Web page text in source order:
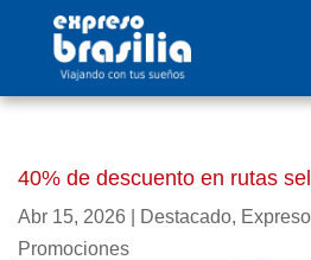
40% de descuento en rutas
Abr 15, 2026 Destacado,
Promociones